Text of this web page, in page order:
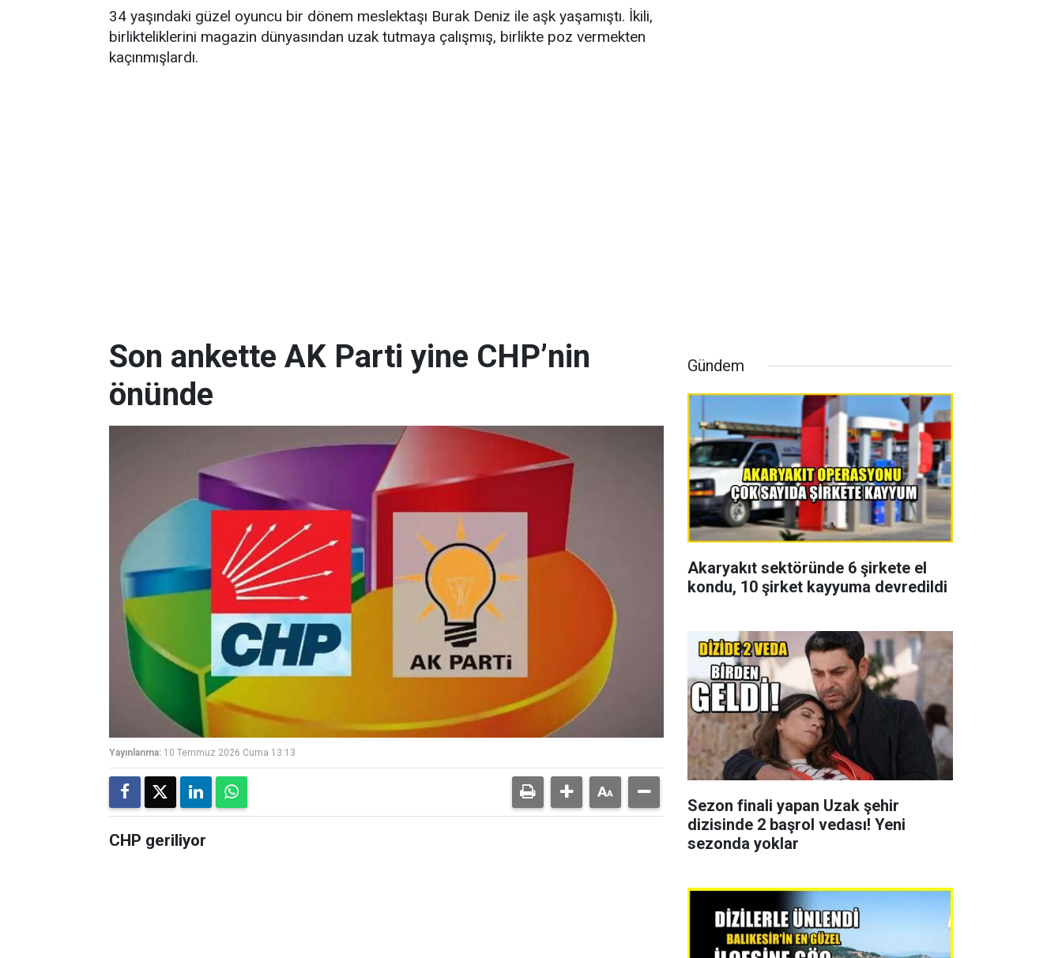
34 yaşındaki güzel oyuncu bir dönem meslektaşı Burak Deniz ile aşk yaşamıştı. İkili,
birlikteliklerini magazin dünyasından uzak tutmaya çalışmış, birlikte poz vermekten
kaçınmışlardı.
Son ankette AK Parti yine CHP’nin
önünde
Yayınlanma: 10 Temmuz 2026 Cuma 13:13
CHP geriliyor
Gündem
Akaryakıt sektöründe 6 şirkete el
kondu, 10 şirket kayyuma devredildi
Sezon finali yapan Uzak şehir
dizisinde 2 başrol vedası! Yeni
sezonda yoklar